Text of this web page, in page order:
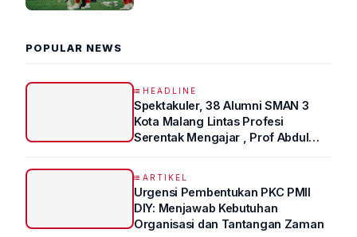
POPULAR NEWS
HEADLINE
Spektakuler, 38 Alumni SMAN 3
Kota Malang Lintas Profesi
Serentak Mengajar , Prof Abdul
ARTIKEL
Urgensi Pembentukan PKC PMII
DIY: Menjawab Kebutuhan
Organisasi dan Tantangan Zaman